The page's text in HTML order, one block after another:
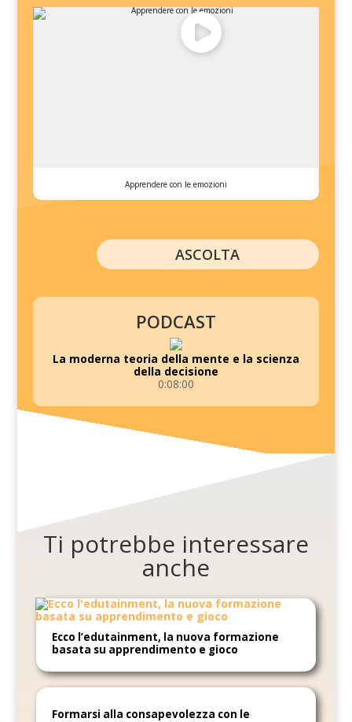
Apprendere con le emozioni
ASCOLTA
PODCAST
La moderna teoria della mente e la scienza
della decisione
0:08:00
Ti potrebbe interessare
anche
Ecco l’edutainment, la nuova formazione
basata su apprendimento e gioco
Formarsi alla consapevolezza con le